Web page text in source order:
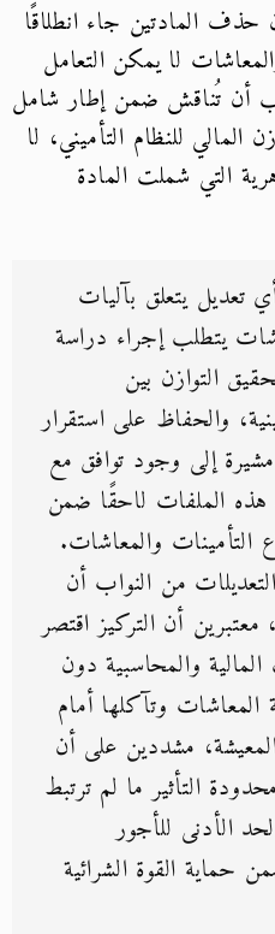
المادتين جاء انطلاقًا
لا يمكن التعامل
أن تُناقش ضمن إطار شامل
المالي للنظام التأميني، لا
التي شملت المادة
يتعلق بآليات
يتطلب إجراء دراسة
التوازن بين
والحفاظ على استقرار
مشيرة إلى وجود توافق مع
الملفات لاحقًا ضمن
التأمينات والمعاشات.
من النواب أن
معتبرين أن التركيز اقتصر
والمحاسبية دون
المعاشات وتآكلها أمام
مشددين على أن
التأثير ما لم ترتبط
الأدنى للأجور
حماية القوة الشرائية